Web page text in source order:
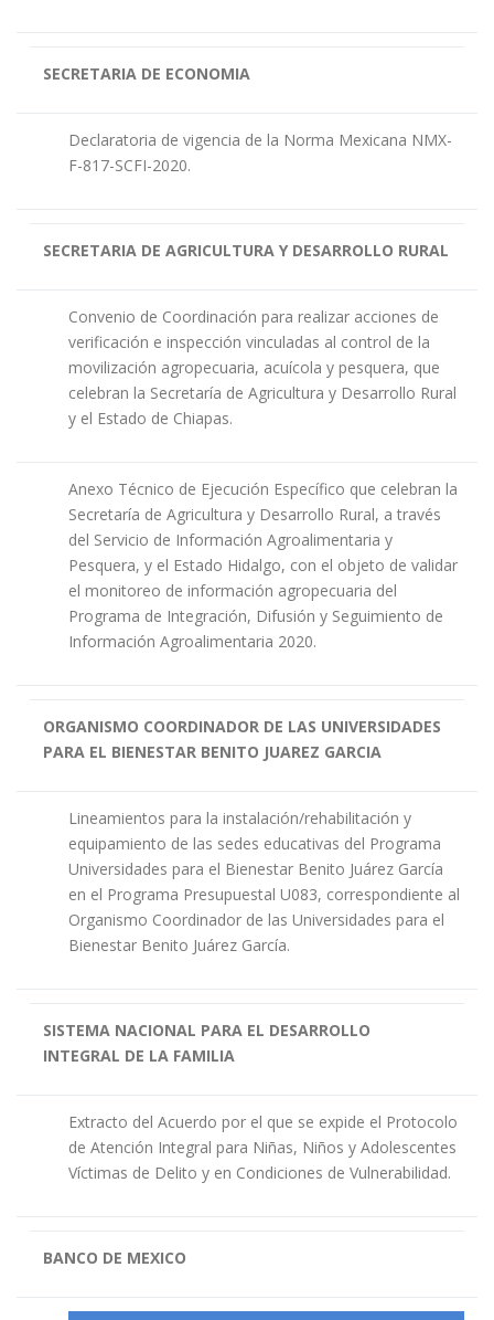
SECRETARIA DE ECONOMIA
Declaratoria de vigencia de la Norma Mexicana NMX-
F-817-SCFI-2020.
SECRETARIA DE AGRICULTURA Y DESARROLLO RURAL
Convenio de Coordinación para realizar acciones de
verificación e inspección vinculadas al control de la
movilización agropecuaria, acuícola y pesquera, que
celebran la Secretaría de Agricultura y Desarrollo Rural
y el Estado de Chiapas.
Anexo Técnico de Ejecución Específico que celebran la
Secretaría de Agricultura y Desarrollo Rural, a través
del Servicio de Información Agroalimentaria y
Pesquera, y el Estado Hidalgo, con el objeto de validar
el monitoreo de información agropecuaria del
Programa de Integración, Difusión y Seguimiento de
Información Agroalimentaria 2020.
ORGANISMO COORDINADOR DE LAS UNIVERSIDADES
PARA EL BIENESTAR BENITO JUAREZ GARCIA
Lineamientos para la instalación/rehabilitación y
equipamiento de las sedes educativas del Programa
Universidades para el Bienestar Benito Juárez García
en el Programa Presupuestal U083, correspondiente al
Organismo Coordinador de las Universidades para el
Bienestar Benito Juárez García.
SISTEMA NACIONAL PARA EL DESARROLLO
INTEGRAL DE LA FAMILIA
Extracto del Acuerdo por el que se expide el Protocolo
de Atención Integral para Niñas, Niños y Adolescentes
Víctimas de Delito y en Condiciones de Vulnerabilidad.
BANCO DE MEXICO